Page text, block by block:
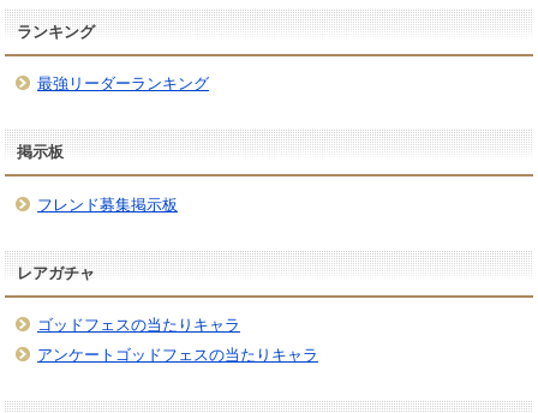
ランキング
最強リーダーランキング
掲示板
フレンド募集掲示板
レアガチャ
ゴッドフェスの当たりキャラ
アンケートゴッドフェスの当たりキャラ